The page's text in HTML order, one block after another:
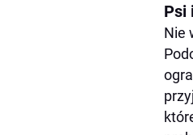
Psi
Nie